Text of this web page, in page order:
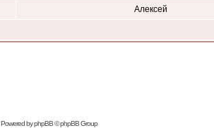
Алексей
Powered byphpBB© phpBB Group